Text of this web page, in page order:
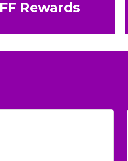
FF Rewards